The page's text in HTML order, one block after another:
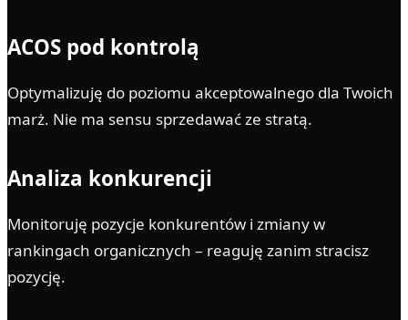
ACOS pod kontrolą
Optymalizuję do poziomu akceptowalnego dla Twoich
marż. Nie ma sensu sprzedawać ze stratą.
Analiza konkurencji
Monitoruję pozycje konkurentów i zmiany w
rankingach organicznych – reaguję zanim stracisz
pozycję.